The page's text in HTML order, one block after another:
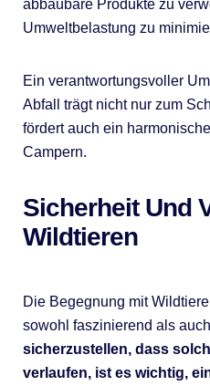
abbaubare Produkte zu
Umweltbelastung zu
Ein verantwortungsvoller
Abfall trägt nicht nur zum
fördert auch ein
Campern.
Sicherheit Und
Wildtieren
Die Begegnung mit
sowohl faszinierend als
sicherzustellen, dass
verlaufen, ist es wichtig,